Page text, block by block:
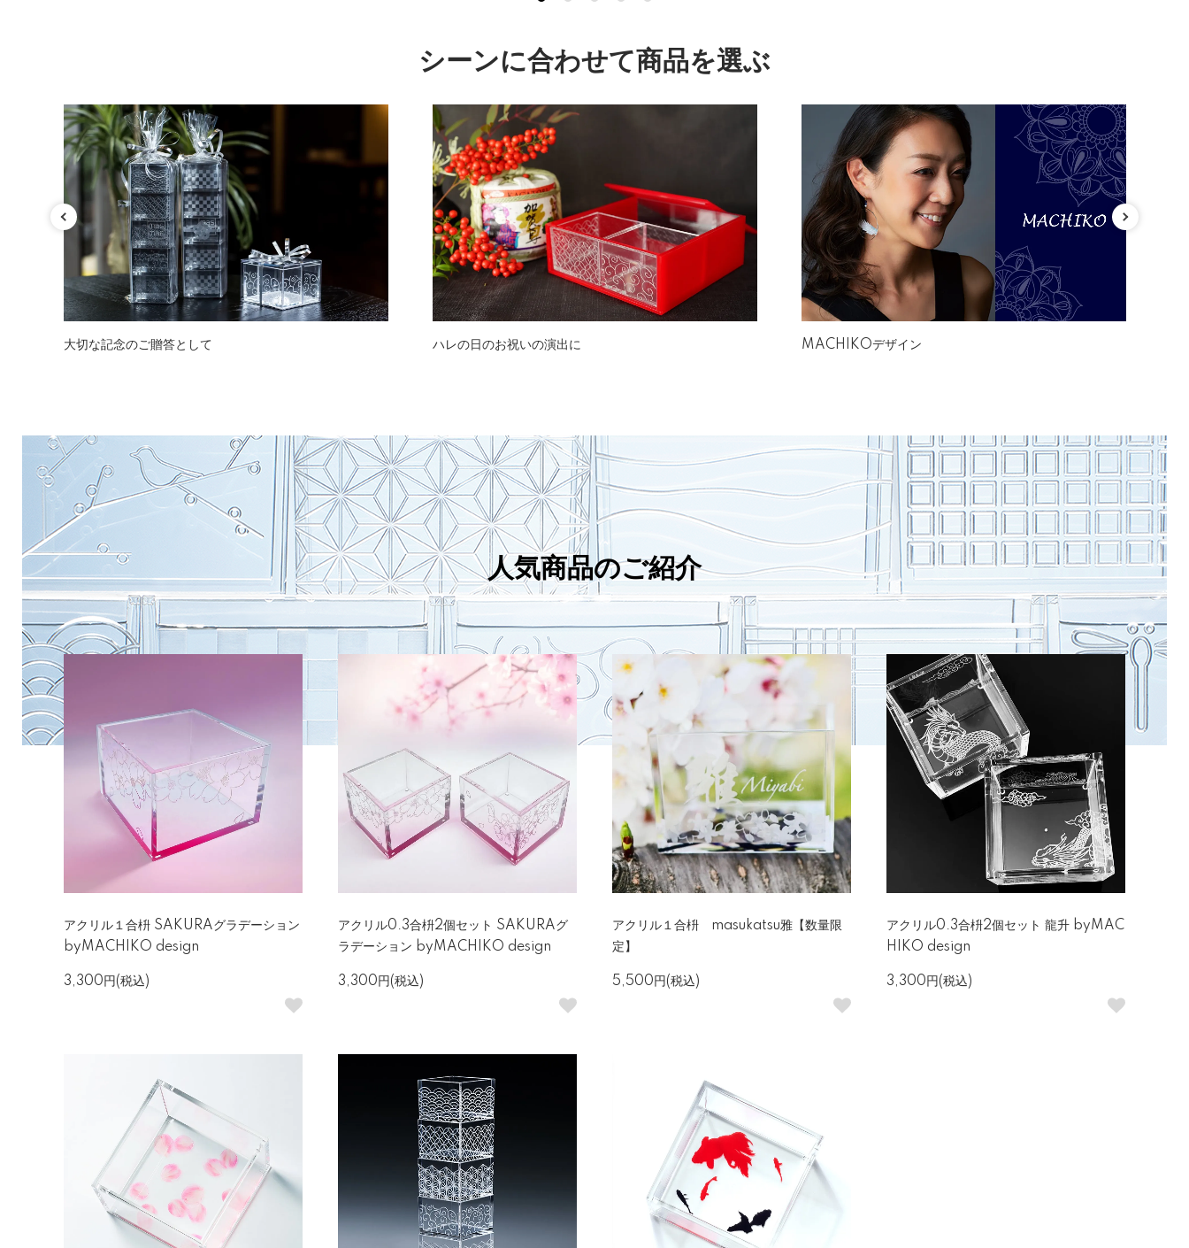
シーンに合わせて商品を選ぶ
大切な記念のご贈答として ハレの日のお祝いの演出に MACHIKOデザイン
人気商品のご紹介
アクリル１合枡 SAKURAグラデーション
byMACHIKO design
3,300円(税込)
アクリル0.3合枡2個セット SAKURAグ
ラデーション byMACHIKO design
3,300円(税込)
アクリル１合枡 masukatsu雅【数量限
定】
5,500円(税込)
アクリル0.3合枡2個セット 龍升 byMAC
HIKO design
3,300円(税込)